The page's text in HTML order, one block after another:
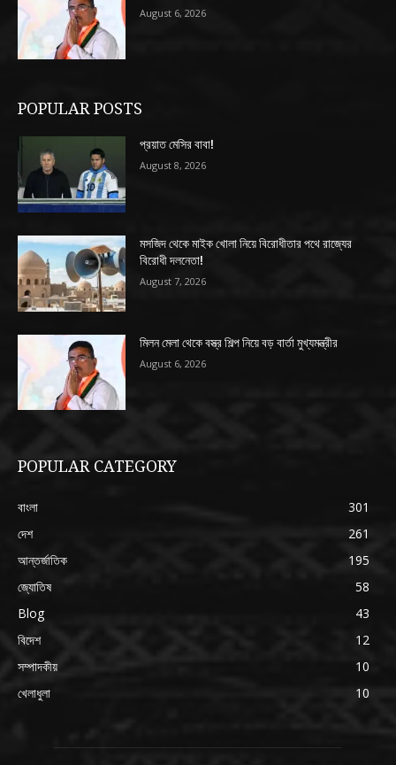
August 6, 2026
POPULAR POSTS
প্রয়াত মেসির বাবা!
August 8, 2026
মসজিদ থেকে মাইক খোলা নিয়ে বিরোধীতার পথে রাজ্যের
বিরোধী দলনেতা!
August 7, 2026
মিলন মেলা থেকে বস্ত্র শিল্প নিয়ে বড় বার্তা মুখ্যমন্ত্রীর
August 6, 2026
POPULAR CATEGORY
বাংলা
301
দেশ
261
আন্তর্জাতিক
195
জ্যোতিষ
58
Blog
43
বিদেশ
12
সম্পাদকীয়
10
খেলাধুলা
10